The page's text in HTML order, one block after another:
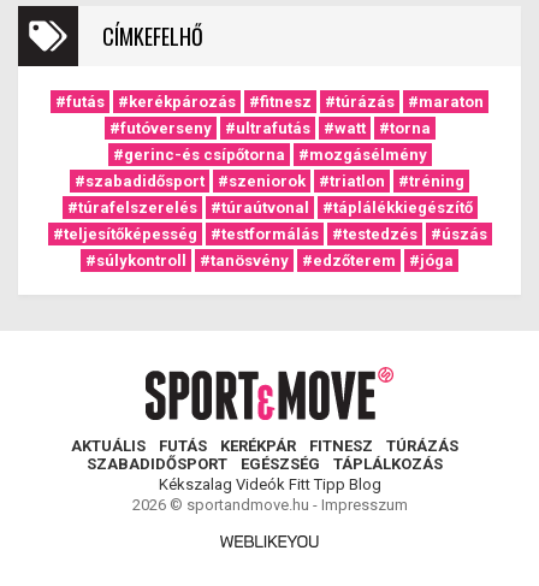
CÍMKEFELHŐ
#futás #kerékpározás #fitnesz #túrázás
#maraton
#futóverseny
#ultrafutás #watt
#torna
#gerinc-és csípőtorna
#mozgásélmény
#szabadidősport
#szeniorok #triatlon
#tréning
#túrafelszerelés
#túraútvonal
#táplálékkiegészítő
#teljesítőképesség
#testformálás #testedzés
#úszás
#súlykontroll
#tanösvény #edzőterem #jóga
AKTUÁLIS FUTÁS KERÉKPÁR FITNESZ
TÚRÁZÁS
SZABADIDŐSPORT
EGÉSZSÉG
TÁPLÁLKOZÁS
Kékszalag Videók Fitt Tipp Blog
2026 © sportandmove.hu - Impresszum